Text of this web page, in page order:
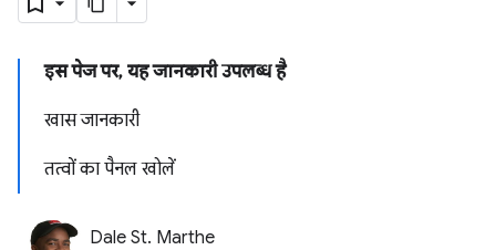
इस पेज पर, यह जानकारी उपलब्ध है
खास जानकारी
तत्वों का पैनल खोलें
Dale St. Marthe